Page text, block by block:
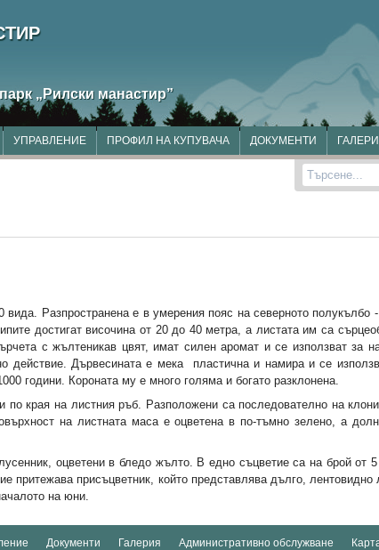
„Рилски манастир”
УПРАВЛЕНИЕ ПРОФИЛ НА КУПУВАЧА ДОКУМЕНТИ
Търсене
вида. Разпространена е в умерения пояс на северното полукълбо -
достигат височина от 20 до 40 метра, a листата им са
с жълтеникав цвят, имат силен аромат и се използват за
действие. Дървесината е мека пластична и намира и се
години. Короната му е много голяма и богато разклонена.
края на листния ръб. Разположени са последователно на
на листната маса е оцветена в по-тъмно зелено, а
оцветени в бледо жълто. В едно съцветие са на брой от
притежава присъцветник, който представлява дълго,
на юни.
Документи Галерия Административно обслужване